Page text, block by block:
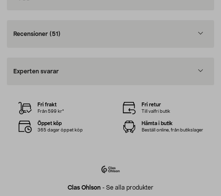
Recensioner (51)
Experten svarar
Clas Ohlson - Se alla produkter
Fri frakt
Från 599 kr*
Fri retur
Till valfri butik
Öppet köp
365 dagar öppet köp
Hämta i butik
Beställ online, från butikslager